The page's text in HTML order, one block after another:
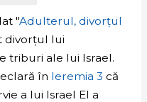
"Adulterul, divorțul
divorțul lui
triburi ale lui Israel.
în Ieremia 3 că
a lui Israel El a